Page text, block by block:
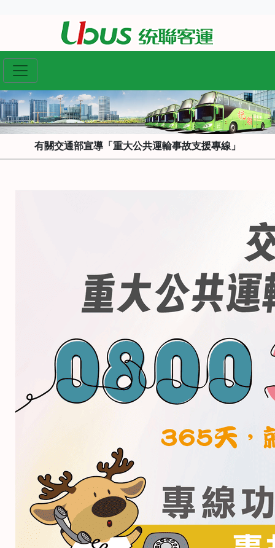
有關交通部宣導「重大公共運輸事故支援專線」